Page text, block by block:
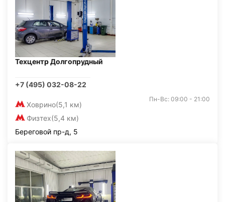
Техцентр Долгопрудный
+7 (495) 032-08-22
Ховрино(5,1 км)
Физтех(5,4 км)
Пн-Вс: 09:00 - 21:00
Береговой пр-д, 5